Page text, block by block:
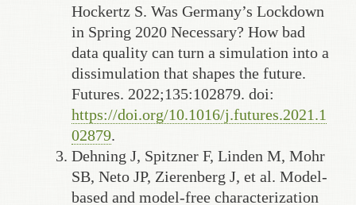
Hockertz S. Was Germany’s Lockdown
in Spring 2020 Necessary? How bad
data quality can turn a simulation into a
dissimulation that shapes the future.
Futures. 2022;135:102879. doi:
https://doi.org/10.1016/j.futures.2021.1
02879.
Dehning J, Spitzner F, Linden M, Mohr
SB, Neto JP, Zierenberg J, et al. Model-
based and model-free characterization